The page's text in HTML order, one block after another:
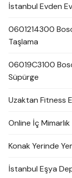
İstanbul Evden
0601214300
Taşlama
06019C3100
Süpürge
Uzaktan Fitness
Online İç
Konak Yerinde
İstanbul Eşya